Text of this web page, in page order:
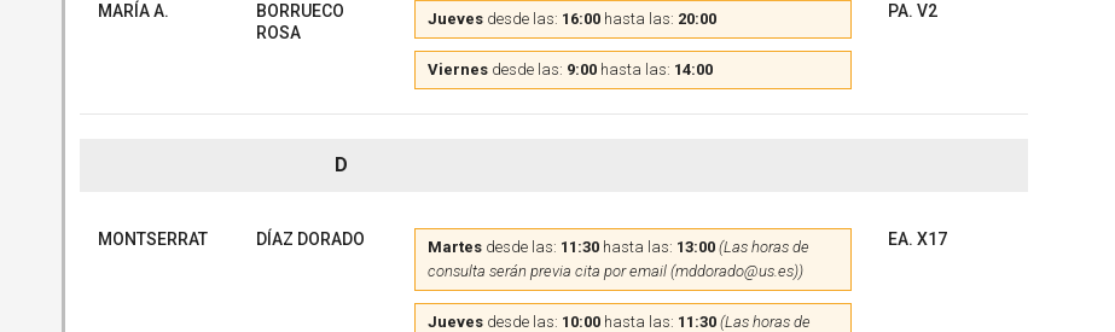
MARÍA A.
BORRUECO
ROSA
Juevesdesde las: 16:00hasta las: 20:00
Viernesdesde las: 9:00hasta las: 14:00
PA. V2
D
MONTSERRAT DÍAZ DORADO Martesdesde las: 11:30hasta las: 13:00 (Las horas de
consulta serán previa cita por email (mddorado@us.es))
Juevesdesde las: 10:00hasta las: 11:30 (Las horas de
EA. X17